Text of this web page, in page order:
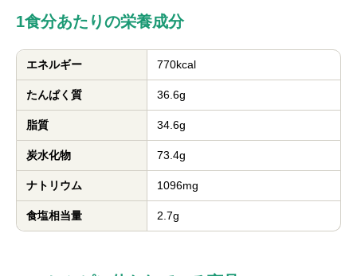
1食分あたりの栄養成分
エネルギー 770kcal
たんぱく質 36.6g
脂質 34.6g
炭水化物 73.4g
ナトリウム 1096mg
食塩相当量 2.7g